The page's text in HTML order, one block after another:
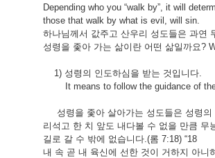
Depending who you “walk by”, it will
those that walk by what is evil, will sin.
하나님께서 값주고 산우리 성도들은 과연
성령을 좇아 가는 삶이란 어떤 삶일까요?
1) 성령의 인도하심을 받는 것입니다.
It means to follow the guidance of
성령을 좇아 살아가는 성도들은 성령의
리석고 한 치 앞도 내다볼 수 없을 만큼 무
길로 갈 수 밖에 없습니다.(롬 7:18) “18
내 속 곧 내 육신에 선한 것이 거하지 아